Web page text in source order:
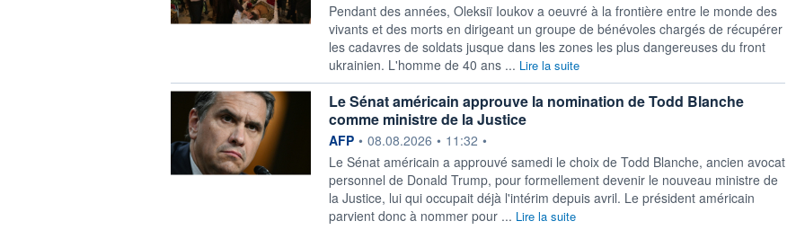
Pendant des années, Oleksiï Ioukov a oeuvré à la frontière entre le monde des
vivants et des morts en dirigeant un groupe de bénévoles chargés de récupérer
les cadavres de soldats jusque dans les zones les plus dangereuses du front
ukrainien. L'homme de 40 ans ... Lire la suite
Le Sénat américain approuve la nomination de Todd Blanche
comme ministre de la Justice
information fournie par
AFP • 08.08.2026 • 11:32 •
Le Sénat américain a approuvé samedi le choix de Todd Blanche, ancien avocat
personnel de Donald Trump, pour formellement devenir le nouveau ministre de
la Justice, lui qui occupait déjà l'intérim depuis avril. Le président américain
parvient donc à nommer pour ... Lire la suite